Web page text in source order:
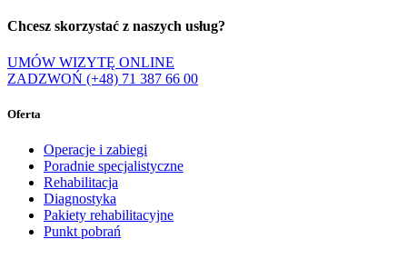
Chcesz skorzystać z naszych usług?
UMÓW WIZYTĘ ONLINE
ZADZWOŃ (+48) 71 387 66 00
Oferta
Operacje i zabiegi
Poradnie specjalistyczne
Rehabilitacja
Diagnostyka
Pakiety rehabilitacyjne
Punkt pobrań